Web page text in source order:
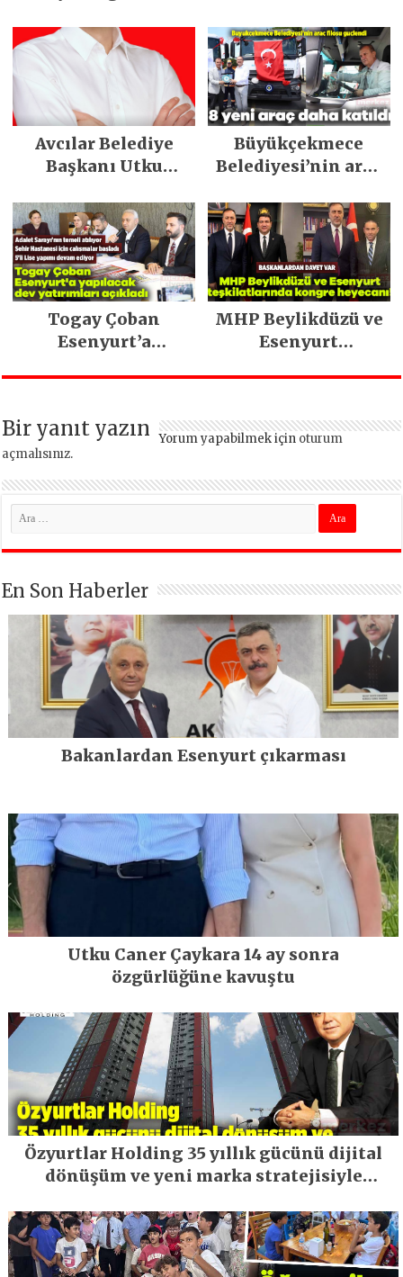
yeni marka
stratejisiyle
geleceğe taşıyor
Avcılar Belediye
Başkanı Utku
tahliye edildi
Büyükçekmece
Belediyesi’nin araç
Togay Çoban
Esenyurt’a
yatırımları açıkladı
MHP Beylikdüzü ve
Esenyurt
kongre heyecanı!
Bir yanıt yazın Yorum yapabilmek için oturum
açmalısınız.
En Son Haberler
Bakanlardan Esenyurt çıkarması
Utku Caner Çaykara 14 ay sonra
özgürlüğüne kavuştu
Özyurtlar Holding 35 yıllık gücünü dijital
dönüşüm ve yeni marka stratejisiyle